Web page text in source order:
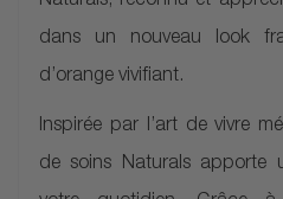
dans un nouveau look
d’orange vivifiant.
Inspirée par l’art de vivre
de soins Naturals apporte